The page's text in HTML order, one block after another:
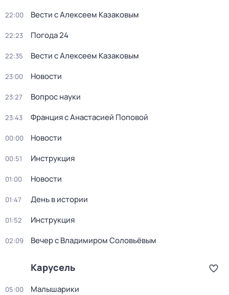
22:00 Вести с Алексеем Казаковым
22:23 Погода 24
22:35 Вести с Алексеем Казаковым
23:00 Новости
23:27 Вопрос науки
23:43 Франция с Анастасией Поповой
00:00 Новости
00:51 Инструкция
01:00 Новости
01:47 День в истории
01:52 Инструкция
02:09 Вечер с Владимиром Соловьёвым
Карусель
05:00 Малышарики